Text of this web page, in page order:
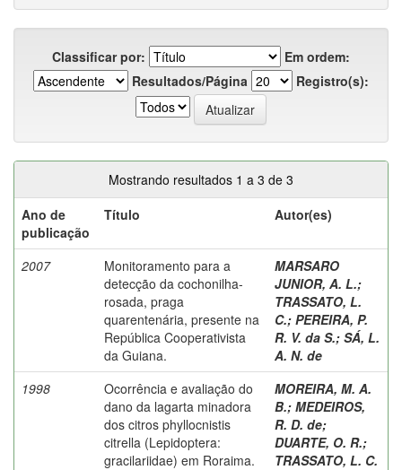
Classificar por:
Em ordem:
Resultados/Página
Registro(s):
Mostrando resultados 1 a 3 de 3
Ano de
publicação
Título Autor(es)
2007
Monitoramento para a
detecção da cochonilha-
rosada, praga
quarentenária, presente na
República Cooperativista
da Guiana.
MARSARO
JUNIOR, A. L.;
TRASSATO, L.
C.; PEREIRA, P.
R. V. da S.; SÁ, L.
A. N. de
1998
Ocorrência e avaliação do
dano da lagarta minadora
dos citros phyllocnistis
citrella (Lepidoptera:
gracilariidae) em Roraima.
MOREIRA, M. A.
B.; MEDEIROS,
R. D. de;
DUARTE, O. R.;
TRASSATO, L. C.